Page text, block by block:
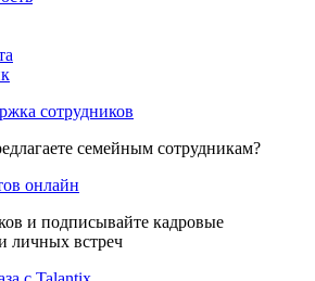
сотрудников
семейным сотрудникам?
онлайн
и подписывайте кадровые
личных встреч